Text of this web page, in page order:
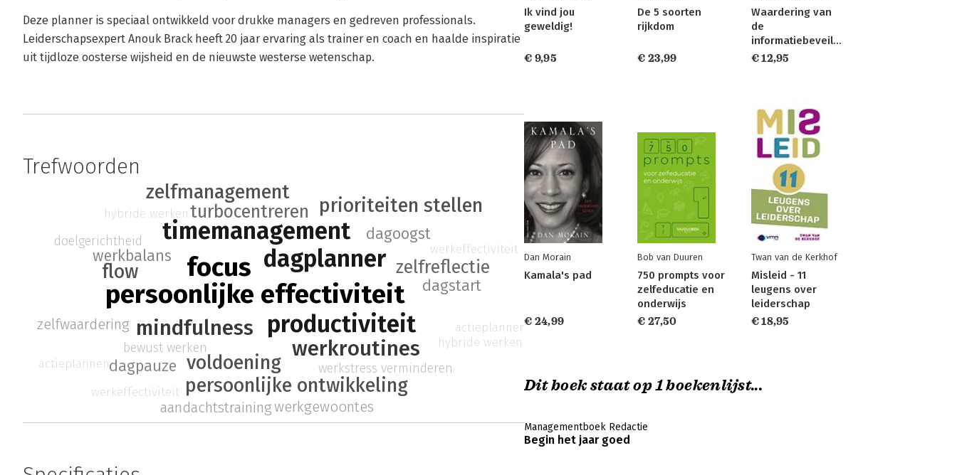
Deze planner is speciaal ontwikkeld voor drukke managers en gedreven professionals.
Leiderschapsexpert Anouk Brack heeft 20 jaar ervaring als trainer en coach en haalde inspiratie
uit tijdloze oosterse wijsheid en de nieuwste westerse wetenschap.
Trefwoorden
persoonlijke effectiviteit
focus dagplanner
productiviteit
timemanagement
mindfulness
werkroutines
voldoening
turbocentreren
persoonlijke ontwikkeling
zelfmanagement
prioriteiten stellen
flow zelfreflectie
dagoogst
dagstart
werkbalans
dagpauze
bewust werken
zelfwaardering
werkstress verminderen
doelgerichtheid
werkgewoontes
aandachtstraining
hybride werken
werkeffectiviteit
actieplannen
hybride werken
werkeffectiviteit
actieplannen
Ik vind jou
geweldig!
€ 9,95
De 5 soorten
rijkdom
€ 23,99
Waardering van
de
informatiebeveiliging
€ 12,95
Dan Morain
Kamala's pad
€ 24,99
Bob van Duuren
750 prompts voor
zelfeducatie en
onderwijs
€ 27,50
Twan van de Kerkhof
Misleid - 11
leugens over
leiderschap
€ 18,95
Dit boek staat op 1 boekenlijst...
Managementboek Redactie
Begin het jaar goed